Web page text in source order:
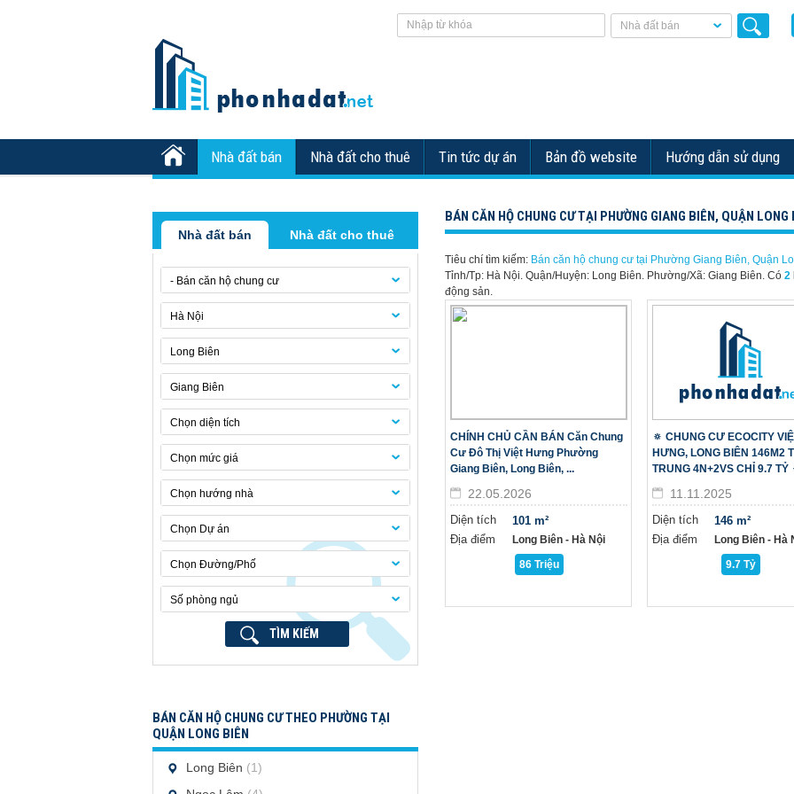
Nhà đất bán
Nhà đất bán Nhà đất cho thuê Tin tức dự án Bản đồ website Hướng dẫn sử dụng
Nhà đất bán Nhà đất cho thuê
- Bán căn hộ chung cư
Hà Nội
Long Biên
Giang Biên
Chọn diện tích
Chọn mức giá
Chọn hướng nhà
Chọn Dự án
Chọn Đường/Phố
Số phòng ngủ
TÌM KIẾM
BÁN CĂN HỘ CHUNG CƯ THEO PHƯỜNG TẠI
QUẬN LONG BIÊN
Long Biên (1)
BÁN CĂN HỘ CHUNG CƯ TẠI PHƯỜNG GIANG BIÊN, QUẬN LONG
Tiêu chí tìm kiếm: Bán căn hộ chung cư tại Phường Giang Biên, Quận
Tỉnh/Tp: Hà Nội. Quận/Huyện: Long Biên. Phường/Xã: Giang Biên. Có 2
động sản.
CHÍNH CHỦ CẦN BÁN Căn Chung
Cư Đô Thị Việt Hưng Phường
Giang Biên, Long Biên, ...
22.05.2026
Diện tích
Địa điểm
101 m²
Long Biên - Hà Nội
86 Triệu
🔅 CHUNG CƯ ECOCITY
HƯNG, LONG BIÊN 146M2
TRUNG 4N+2VS CHỈ 9.7 TỶ
11.11.2025
Diện tích
Địa điểm
146 m²
Long Biên - Hà
9.7 Tỷ